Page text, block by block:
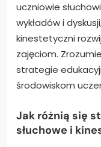
uczniowie
wykładów i
kinestetyczni
zajęciom.
strategie
środowiskom
Jak różnią się
słuchowe i